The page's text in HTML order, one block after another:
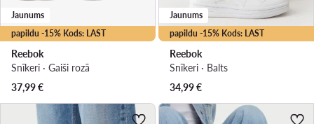
papildu -15% Kods: LAST
Jaunums
Reebok
Snīkeri · Gaiši rozā
37,99€
papildu -15% Kods: LAST
Jaunums
Reebok
Snīkeri · Balts
34,99€